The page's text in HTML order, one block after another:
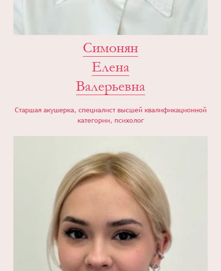
Симонян
Елена
Валерьевна
Старшая акушерка, специалист высшей квалификационной
категории, психолог